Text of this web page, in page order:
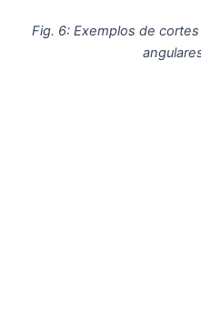
Fig. 6: Exemplos de